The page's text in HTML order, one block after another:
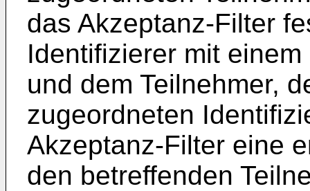
das Akzeptanz-Filter
Identifizierer mit
und dem Teilnehmer,
zugeordneten
Akzeptanz-Filter eine
den betreffenden